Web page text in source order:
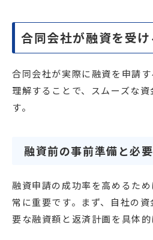
合同会社が融資を受
合同会社が実際に融資を申請
理解することで、スムーズな
す。
融資前の事前準備と必
融資申請の成功率を高めるた
常に重要です。まず、自社の
要な融資額と返済計画を具体的